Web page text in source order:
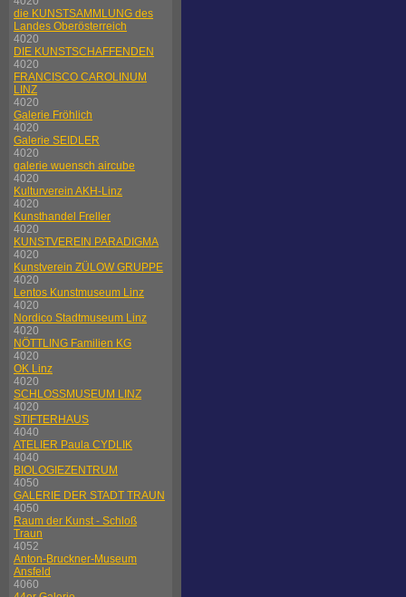
die KUNSTSAMMLUNG des
Landes Oberösterreich
4020
DIE KUNSTSCHAFFENDEN
4020
FRANCISCO CAROLINUM
LINZ
4020
Galerie Fröhlich
4020
Galerie SEIDLER
4020
galerie wuensch aircube
4020
Kulturverein AKH-Linz
4020
Kunsthandel Freller
4020
KUNSTVEREIN PARADIGMA
4020
Kunstverein ZÜLOW GRUPPE
4020
Lentos Kunstmuseum Linz
4020
Nordico Stadtmuseum Linz
4020
NÖTTLING Familien KG
4020
OK Linz
4020
SCHLOSSMUSEUM LINZ
4020
STIFTERHAUS
4040
ATELIER Paula CYDLIK
4040
BIOLOGIEZENTRUM
4050
GALERIE DER STADT TRAUN
4050
Raum der Kunst - Schloß
Traun
4052
Anton-Bruckner-Museum
Ansfeld
4060